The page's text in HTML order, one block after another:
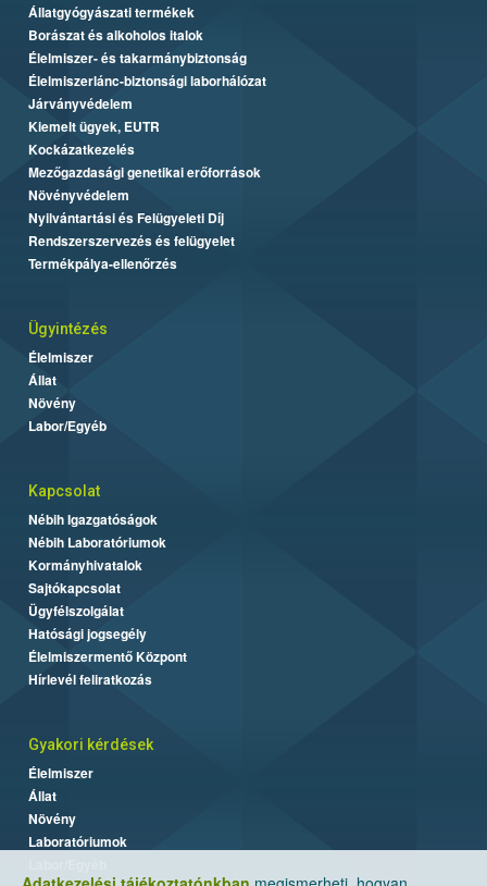
Állatgyógyászati termékek
Borászat és alkoholos italok
Élelmiszer- és takarmánybiztonság
Élelmiszerlánc-biztonsági laborhálózat
Járványvédelem
Kiemelt ügyek, EUTR
Kockázatkezelés
Mezőgazdasági genetikai erőforrások
Növényvédelem
Nyilvántartási és Felügyeleti Díj
Rendszerszervezés és felügyelet
Termékpálya-ellenőrzés
Ügyintézés
Élelmiszer
Állat
Növény
Labor/Egyéb
Kapcsolat
Nébih Igazgatóságok
Nébih Laboratóriumok
Kormányhivatalok
Sajtókapcsolat
Ügyfélszolgálat
Hatósági jogsegély
Élelmiszermentő Központ
Hírlevél feliratkozás
Gyakori kérdések
Élelmiszer
Állat
Növény
Laboratóriumok